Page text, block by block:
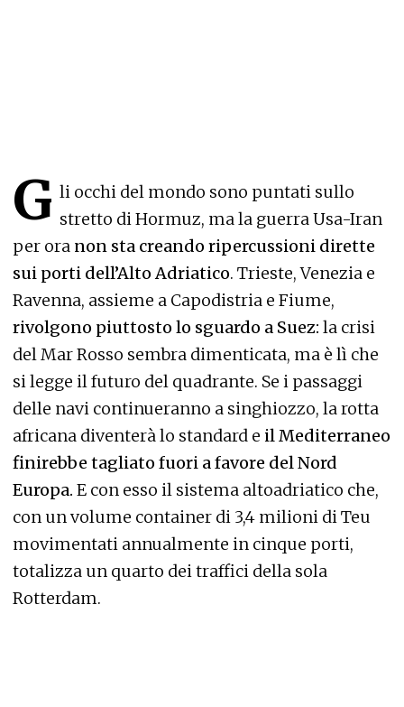
G li occhi del mondo sono puntati sullo
stretto di Hormuz, ma la guerra Usa-Iran
per ora non sta creando ripercussioni dirette
sui porti dell’Alto Adriatico. Trieste, Venezia e
Ravenna, assieme a Capodistria e Fiume,
rivolgono piuttosto lo sguardo a Suez: la crisi
del Mar Rosso sembra dimenticata, ma è lì che
si legge il futuro del quadrante. Se i passaggi
delle navi continueranno a singhiozzo, la rotta
africana diventerà lo standard e il Mediterraneo
finirebbe tagliato fuori a favore del Nord
Europa. E con esso il sistema altoadriatico che,
con un volume container di 3,4 milioni di Teu
movimentati annualmente in cinque porti,
totalizza un quarto dei traffici della sola
Rotterdam.